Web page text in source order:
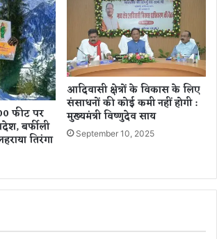
फीट पर
बर्फीली
तिरंगा
आदिवासी क्षेत्रों के विकास के लिए
संसाधनों की कोई कमी नहीं होगी :
मुख्यमंत्री विष्णुदेव साय
September 10, 2025